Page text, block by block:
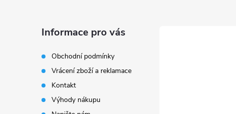
Informace pro vás
Obchodní podmínky
Vrácení zboží a reklamace
Kontakt
Výhody nákupu